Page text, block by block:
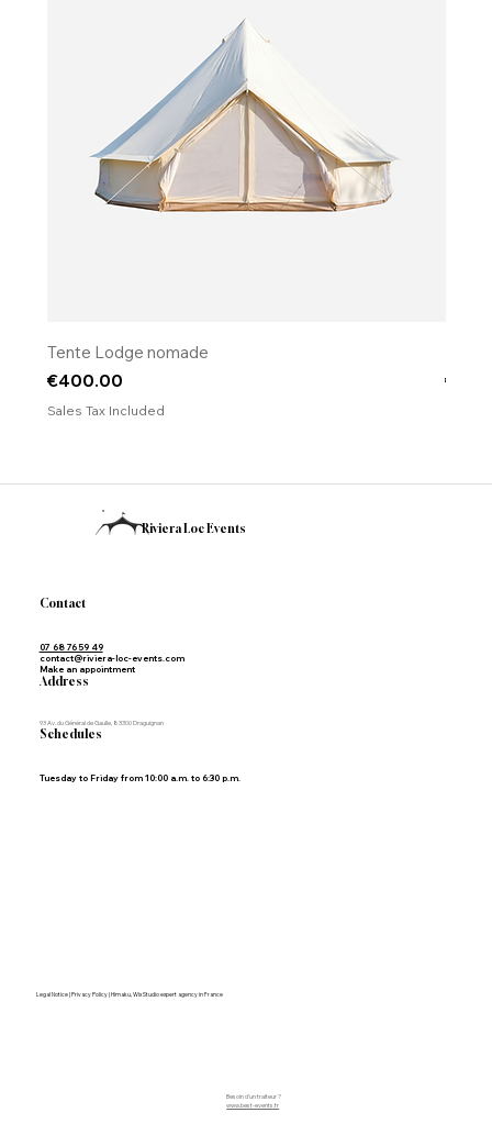
Tente Lodge nomade
Price
€400.00
Sales Tax Included
Price
Riviera Loc Events
Contact
07 68 76 59 49
contact@riviera-loc-events.com
Make an appointment
Address
93 Av. du Général de Gaulle, 83300 Draguignan
Schedules
Tuesday to Friday from 10:00 a.m. to 6:30 p.m.
Besoin d'un traiteur ?
www.best-events.fr
Legal Notice | Privacy Policy | Himaku, Wix Studio expert agency in France